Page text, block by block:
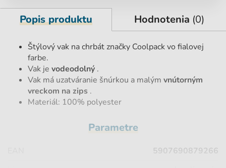
Popis produktu Hodnotenia (0)
Štýlový vak na chrbát značky Coolpack vo fialovej
farbe.
Vak je vodeodolný .
Vak má uzatváranie šnúrkou a malým vnútorným
vreckom na zips .
Materiál: 100% polyester
Parametre
5907690879266